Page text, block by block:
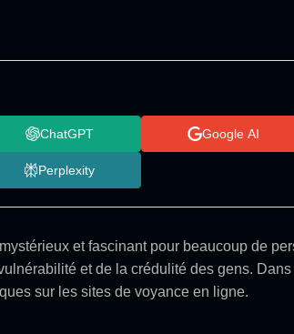
ChatGPT Google AI
Perplexity
et fascinant pour beaucoup de
et de la crédulité des gens.
sur les sites de voyance en ligne.